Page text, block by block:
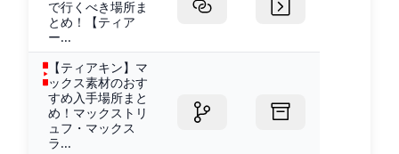
で行くべき場所ま
とめ！【ティア
ー...
【ティアキン】マ
ックス素材のおす
すめ入手場所まと
め！マックストリ
ュフ・マックス
ラ...